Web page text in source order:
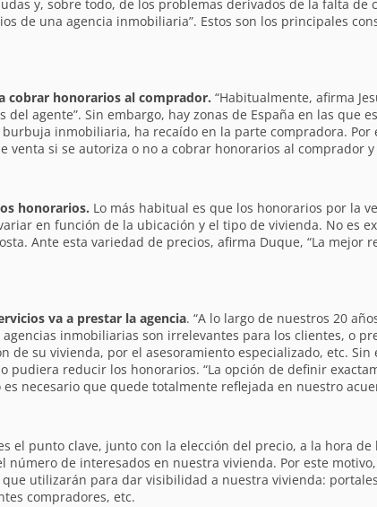
y, sobre todo, de los problemas derivados de la falta de
de una agencia inmobiliaria”. Estos son los principales
cobrar honorarios al comprador. “Habitualmente, afirma
del agente”. Sin embargo, hay zonas de España en las que
inmobiliaria, ha recaído en la parte compradora.
venta si se autoriza o no a cobrar honorarios al comprador
honorarios. Lo más habitual es que los honorarios por la
en función de la ubicación y el tipo de vivienda. No es
Ante esta variedad de precios, afirma Duque, “La
va a prestar la agencia. “A lo largo de nuestros 20
inmobiliarias son irrelevantes para los clientes, o
de su vivienda, por el asesoramiento especializado, etc.
pudiera reducir los honorarios. “La opción de definir
necesario que quede totalmente reflejada en nuestro
el punto clave, junto con la elección del precio, a la hora
número de interesados en nuestra vivienda. Por este
utilizarán para dar visibilidad a nuestra vivienda:
compradores, etc.